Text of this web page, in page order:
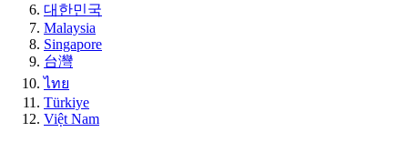
대한민국
Malaysia
Singapore
台灣
ไทย
Türkiye
Việt Nam